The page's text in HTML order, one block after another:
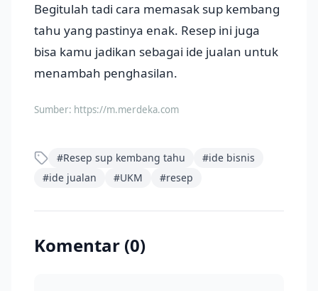
Begitulah tadi cara memasak sup kembang
tahu yang pastinya enak. Resep ini juga
bisa kamu jadikan sebagai ide jualan untuk
menambah penghasilan.
Sumber: https://m.merdeka.com
#Resep sup kembang tahu #ide bisnis
#ide jualan #UKM #resep
Komentar (0)